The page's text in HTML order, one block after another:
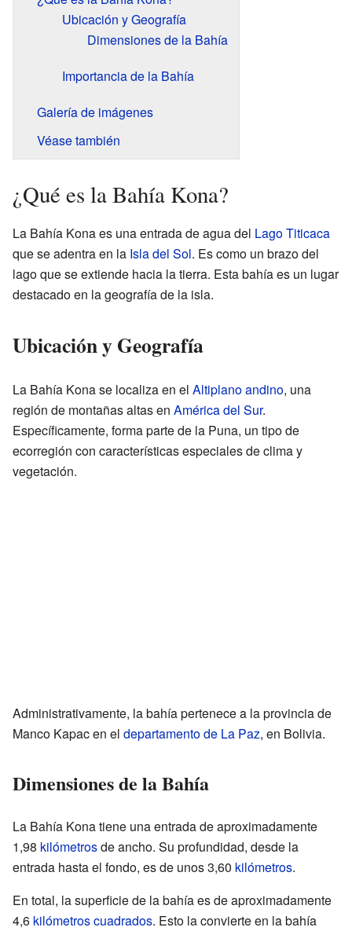
Ubicación y Geografía
Dimensiones de la Bahía
Importancia de la Bahía
Galería de imágenes
Véase también
¿Qué es la Bahía Kona?
La Bahía Kona es una entrada de agua del Lago Titicaca
que se adentra en la Isla del Sol. Es como un brazo del
lago que se extiende hacia la tierra. Esta bahía es un lugar
destacado en la geografía de la isla.
Ubicación y Geografía
La Bahía Kona se localiza en el Altiplano andino, una
región de montañas altas en América del Sur.
Específicamente, forma parte de la Puna, un tipo de
ecorregión con características especiales de clima y
vegetación.
Administrativamente, la bahía pertenece a la provincia de
Manco Kapac en el departamento de La Paz, en Bolivia.
Dimensiones de la Bahía
La Bahía Kona tiene una entrada de aproximadamente
1,98 kilómetrosde ancho. Su profundidad, desde la
entrada hasta el fondo, es de unos 3,60 kilómetros.
En total, la superficie de la bahía es de aproximadamente
4,6 kilómetros cuadrados. Esto la convierte en la bahía